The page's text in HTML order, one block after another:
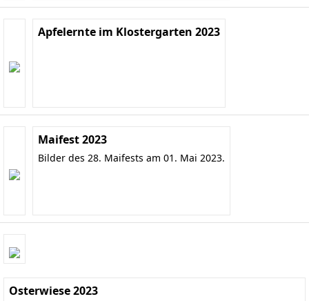
Apfelernte im Klostergarten 2023
Maifest 2023
Bilder des 28. Maifests am 01. Mai 2023.
Osterwiese 2023